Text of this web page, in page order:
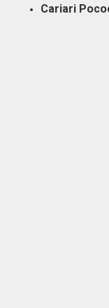
Cariari